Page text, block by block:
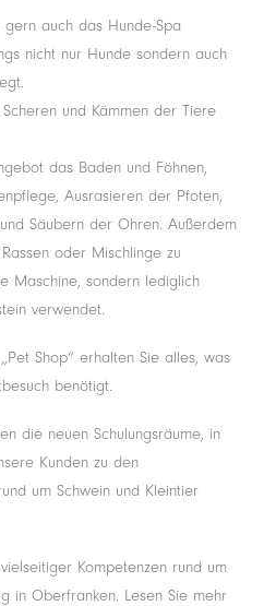
auch das Hunde-Spa
nicht nur Hunde sondern auch
und Kämmen der Tiere
das Baden und Föhnen,
Ausrasieren der Pfoten,
Säubern der Ohren. Außerdem
oder Mischlinge zu
Maschine, sondern lediglich
verwendet.
Shop“ erhalten Sie alles, was
benötigt.
die neuen Schulungsräume, in
Kunden zu den
um Schwein und Kleintier
Kompetenzen rund um
in Oberfranken. Lesen Sie mehr